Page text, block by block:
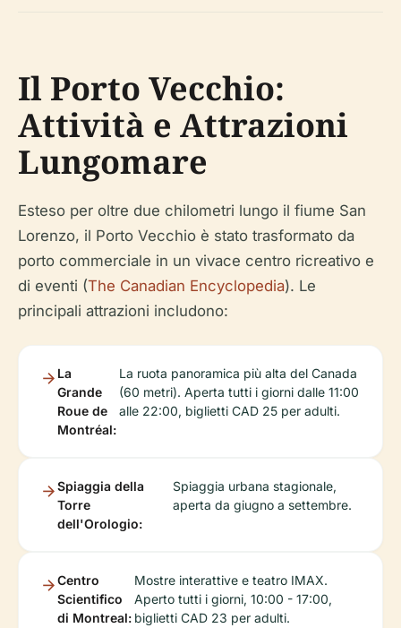
Il Porto Vecchio:
Attività e Attrazioni
Lungomare
Esteso per oltre due chilometri lungo il fiume San
Lorenzo, il Porto Vecchio è stato trasformato da
porto commerciale in un vivace centro ricreativo e
di eventi (The Canadian Encyclopedia). Le
principali attrazioni includono:
La
Grande
Roue de
Montréal:
La ruota panoramica più alta del Canada
(60 metri). Aperta tutti i giorni dalle 11:00
alle 22:00, biglietti CAD 25 per adulti.
Spiaggia della
Torre
dell'Orologio:
Spiaggia urbana stagionale,
aperta da giugno a settembre.
Centro
Scientifico
di Montreal:
Mostre interattive e teatro IMAX.
Aperto tutti i giorni, 10:00 - 17:00,
biglietti CAD 23 per adulti.